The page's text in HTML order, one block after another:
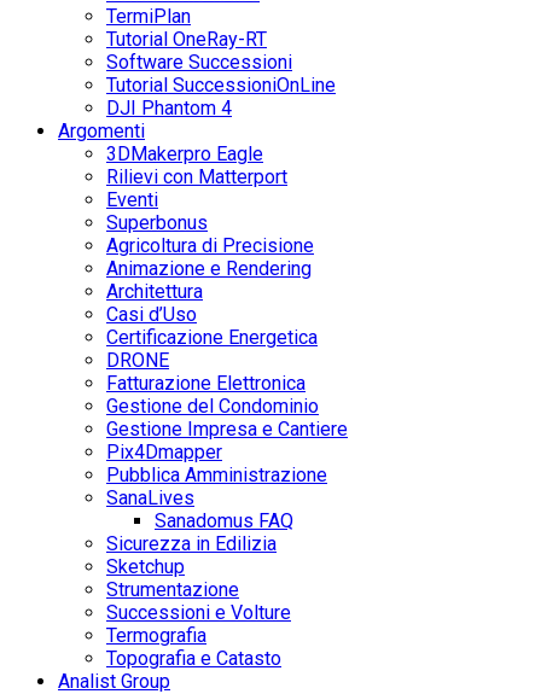
TermiPlan
Tutorial OneRay-RT
Software Successioni
Tutorial SuccessioniOnLine
DJI Phantom 4
Argomenti
3DMakerpro Eagle
Rilievi con Matterport
Eventi
Superbonus
Agricoltura di Precisione
Animazione e Rendering
Architettura
Casi d’Uso
Certificazione Energetica
DRONE
Fatturazione Elettronica
Gestione del Condominio
Gestione Impresa e Cantiere
Pix4Dmapper
Pubblica Amministrazione
SanaLives
Sanadomus FAQ
Sicurezza in Edilizia
Sketchup
Strumentazione
Successioni e Volture
Termografia
Topografia e Catasto
Analist Group